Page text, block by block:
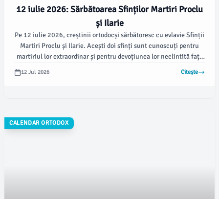
12 iulie 2026: Sărbătoarea Sfinților Martiri Proclu
și Ilarie
Pe 12 iulie 2026, creștinii ortodocși sărbătoresc cu evlavie Sfinții
Martiri Proclu și Ilarie. Acești doi sfinți sunt cunoscuți pentru
martiriul lor extraordinar și pentru devoțiunea lor neclintită față
12 Jul 2026 Citește
CALENDAR ORTODOX